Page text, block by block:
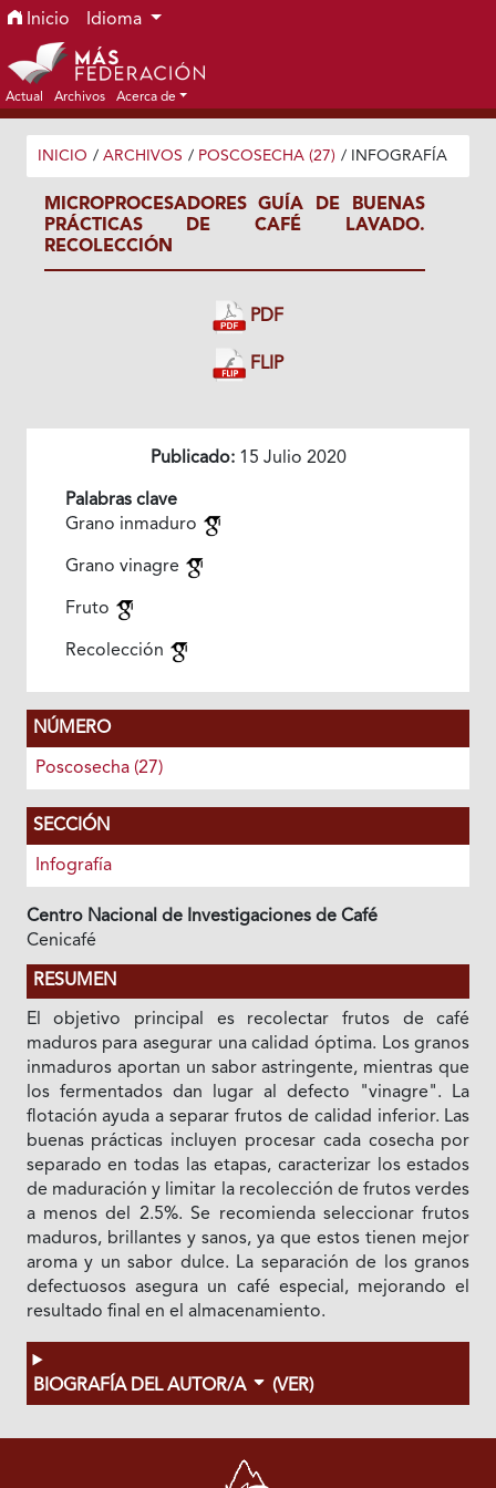
Ir al menú de navegación principal
Ir al contenido principal
Ir al pie de página del sitio
Inicio Idioma
Actual Archivos Acerca de
INICIO / ARCHIVOS / POSCOSECHA (27) / INFOGRAFÍA
MICROPROCESADORES GUÍA DE BUENAS
PRÁCTICAS DE CAFÉ LAVADO.
RECOLECCIÓN
PDF
FLIP
Publicado:15 Julio 2020
Palabras clave
Grano inmaduro
Grano vinagre
Fruto
Recolección
NÚMERO
Poscosecha (27)
SECCIÓN
Infografía
Centro Nacional de Investigaciones de Café
Cenicafé
RESUMEN
El objetivo principal es recolectar frutos de café
maduros para asegurar una calidad óptima. Los granos
inmaduros aportan un sabor astringente, mientras que
los fermentados dan lugar al defecto "vinagre". La
flotación ayuda a separar frutos de calidad inferior. Las
buenas prácticas incluyen procesar cada cosecha por
separado en todas las etapas, caracterizar los estados
de maduración y limitar la recolección de frutos verdes
a menos del 2.5%. Se recomienda seleccionar frutos
maduros, brillantes y sanos, ya que estos tienen mejor
aroma y un sabor dulce. La separación de los granos
defectuosos asegura un café especial, mejorando el
resultado final en el almacenamiento.
BIOGRAFÍA DEL AUTOR/A (VER)